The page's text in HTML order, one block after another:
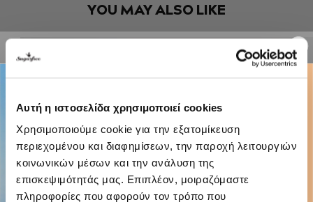
Αυτή η ιστοσελίδα χρησιμοποιεί cookies
Χρησιμοποιούμε cookie για την εξατομίκευση
περιεχομένου και διαφημίσεων, την παροχή λειτουργιών
κοινωνικών μέσων και την ανάλυση της
επισκεψιμότητάς μας. Επιπλέον, μοιραζόμαστε
πληροφορίες που αφορούν τον τρόπο που
YOU MAY ALSO LIKE